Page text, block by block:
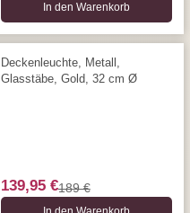
In den Warenkorb
Deckenleuchte, Metall,
Glasstäbe, Gold, 32 cm Ø
139,95 €189 €